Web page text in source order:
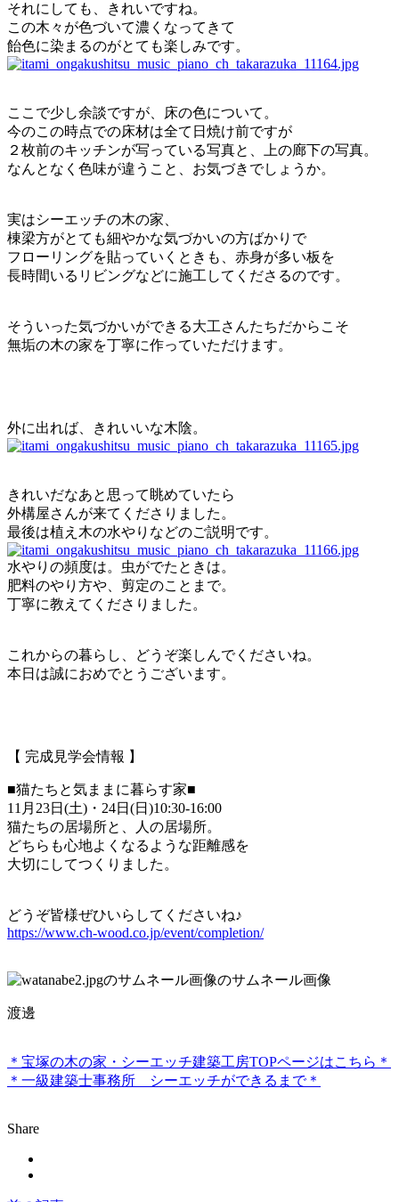
それにしても、きれいですね。
この木々が色づいて濃くなってきて
飴色に染まるのがとても楽しみです。
ここで少し余談ですが、床の色について。
今のこの時点での床材は全て日焼け前ですが
２枚前のキッチンが写っている写真と、上の廊下の写真。
なんとなく色味が違うこと、お気づきでしょうか。
実はシーエッチの木の家、
棟梁方がとても細やかな気づかいの方ばかりで
フローリングを貼っていくときも、赤身が多い板を
長時間いるリビングなどに施工してくださるのです。
そういった気づかいができる大工さんたちだからこそ
無垢の木の家を丁寧に作っていただけます。
外に出れば、きれいいな木陰。
きれいだなあと思って眺めていたら
外構屋さんが来てくださりました。
最後は植え木の水やりなどのご説明です。
水やりの頻度は。虫がでたときは。
肥料のやり方や、剪定のことまで。
丁寧に教えてくださりました。
これからの暮らし、どうぞ楽しんでくださいね。
本日は誠におめでとうございます。
【 完成見学会情報 】
■猫たちと気ままに暮らす家■
11月23日(土)・24日(日)10:30-16:00
猫たちの居場所と、人の居場所。
どちらも心地よくなるような距離感を
大切にしてつくりました。
どうぞ皆様ぜひいらしてくださいね♪
https://www.ch-wood.co.jp/event/completion/
渡邊
＊宝塚の木の家・シーエッチ建築工房TOPページはこちら＊
＊一級建築士事務所 シーエッチができるまで＊
Share